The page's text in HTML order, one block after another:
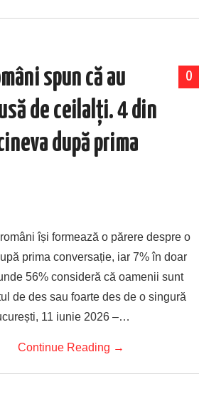
0
spun că au
de ceilalți. 4 din
după prima
își formează o părere despre o
prima conversație, iar 7% în doar
56% consideră că oamenii sunt
de des sau foarte des de o singură
11 iunie 2026 –…
Continue Reading →